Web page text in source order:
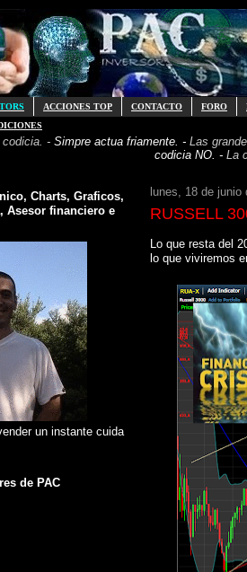
ACCIONES TOP CONTACTO FORO
codicia. - Simpre actua friamente. - Las
codicia NO. - La
Charts, Graficos,
Asesor financiero e
un instante cuida
de PAC
lunes, 18 de junio
RUSSELL
Lo que resta del
lo que viviremos